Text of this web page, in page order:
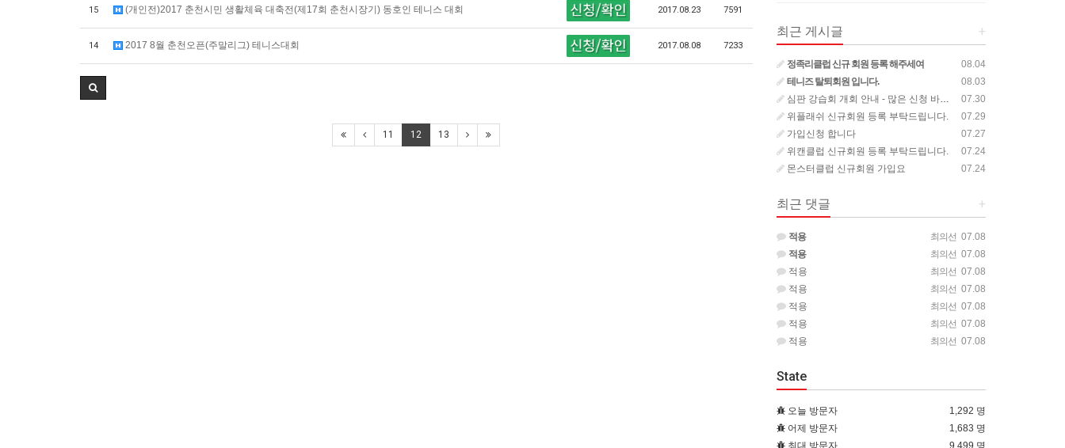
15 (개인전)2017 춘천시민 생활체육 대축전(제17회 춘천시장기) 동호인 테니스 대회 2017.08.23 7591
14 2017 8월 춘천오픈(주말리그) 테니스대회 2017.08.08 7233
11 12 13
+
최근 게시글
08.04
정족리클럽 신규 회원 등록 해주세여
08.03
테니즈 탈퇴회원 입니다.
07.30
심판 강습회 개회 안내 - 많은 신청 바랍니다.
07.29
위플래쉬 신규회원 등록 부탁드립니다.
07.27
가입신청 합니다
07.24
위캔클럽 신규회원 등록 부탁드립니다.
07.24
몬스터클럽 신규회원 가입요
+
최근 댓글
최의선 07.08
적용
최의선 07.08
적용
최의선 07.08
적용
최의선 07.08
적용
최의선 07.08
적용
최의선 07.08
적용
최의선 07.08
적용
State
오늘 방문자
1,292 명
어제 방문자
1,683 명
최대 방문자
9,499 명